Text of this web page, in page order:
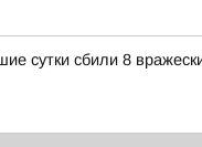
сутки сбили 8